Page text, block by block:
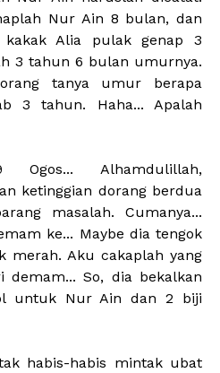
Nur Ain 8 bulan, dan
Alia pulak genap 3
3 tahun 6 bulan umurnya.
tanya umur berapa
3 tahun. Haha... Apalah
Alhamdulillah,
ketinggian dorang berdua
masalah. Cumanya...
ke... Maybe dia tengok
merah. Aku cakaplah yang
So, dia bekalkan
untuk Nur Ain dan 2 biji
habis-habis mintak ubat